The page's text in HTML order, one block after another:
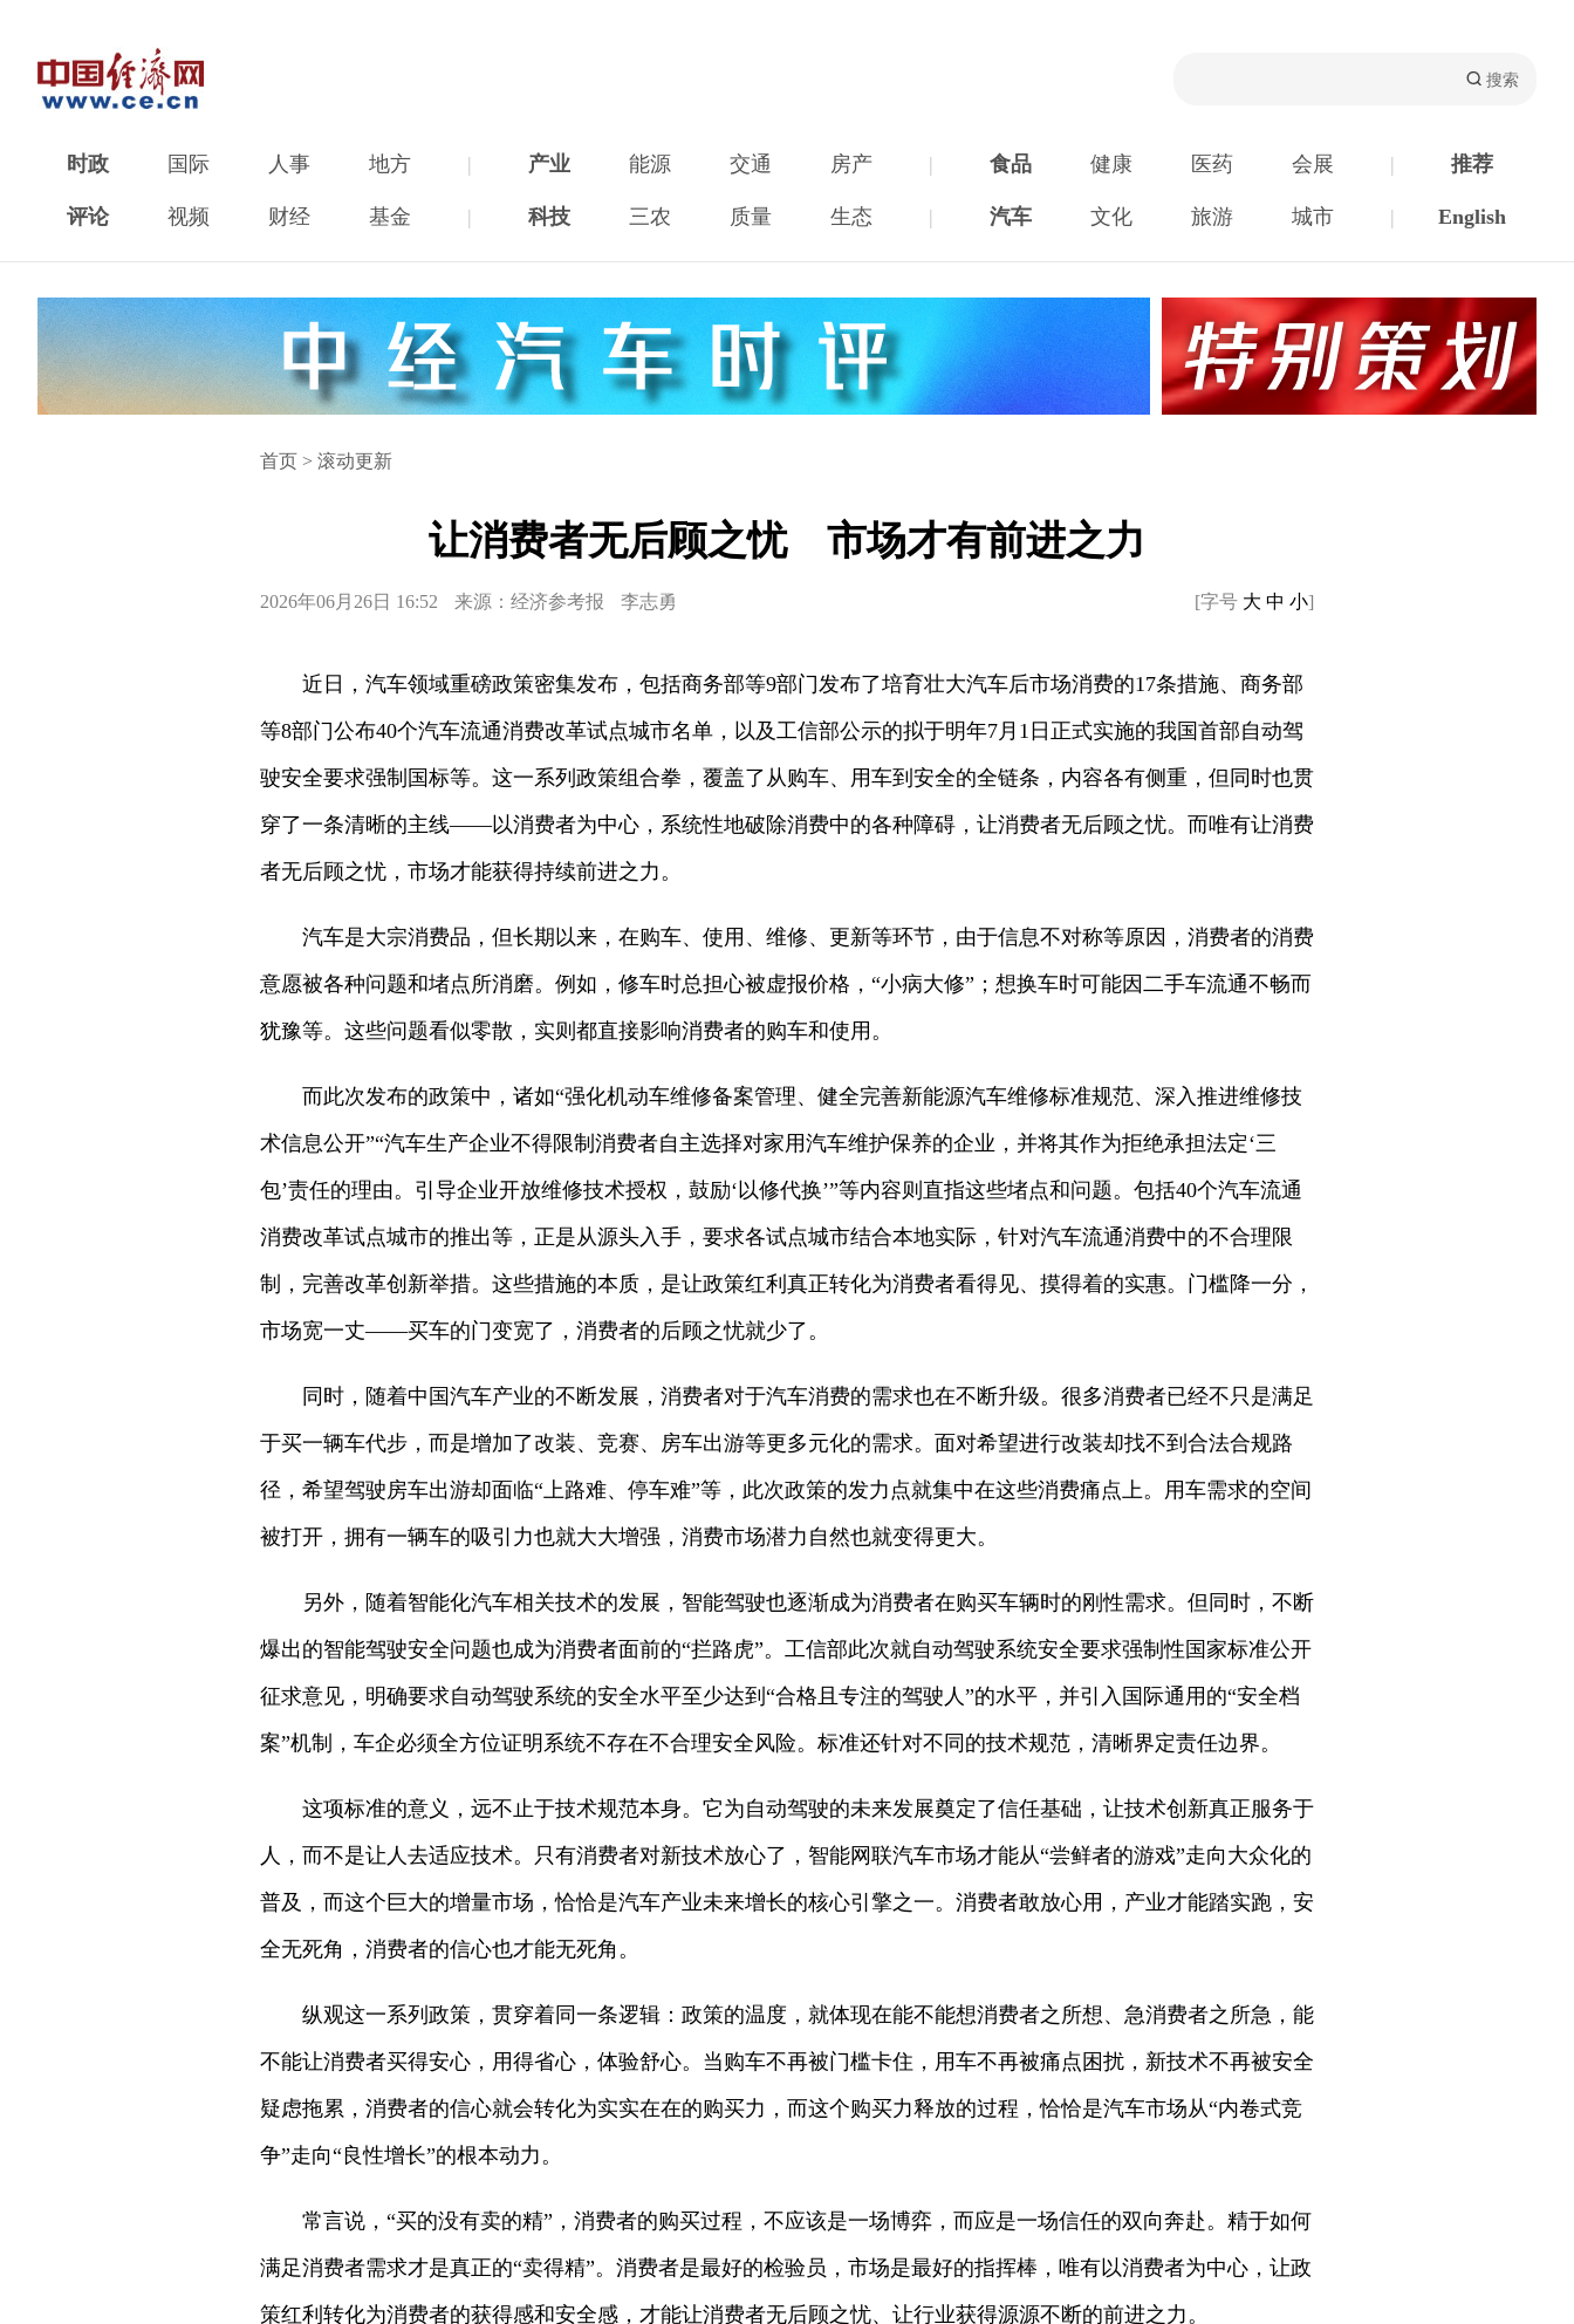
时政 国际 人事 地方 | 产业 能源 交通 房产 | 食品 健康 医药 会展 | 推荐
评论 视频 财经 基金 | 科技 三农 质量 生态 | 汽车 文化 旅游 城市 | English
首页 > 滚动更新
让消费者无后顾之忧 市场才有前进之力
2026年06月26日 16:52 来源：经济参考报 李志勇 [字号 大 中 小]
近日，汽车领域重磅政策密集发布，包括商务部等9部门发布了培育壮大汽车后市场消费的17条措施、商务部
等8部门公布40个汽车流通消费改革试点城市名单，以及工信部公示的拟于明年7月1日正式实施的我国首部自动驾
驶安全要求强制国标等。这一系列政策组合拳，覆盖了从购车、用车到安全的全链条，内容各有侧重，但同时也贯
穿了一条清晰的主线——以消费者为中心，系统性地破除消费中的各种障碍，让消费者无后顾之忧。而唯有让消费
者无后顾之忧，市场才能获得持续前进之力。
汽车是大宗消费品，但长期以来，在购车、使用、维修、更新等环节，由于信息不对称等原因，消费者的消费
意愿被各种问题和堵点所消磨。例如，修车时总担心被虚报价格，“小病大修”；想换车时可能因二手车流通不畅而
犹豫等。这些问题看似零散，实则都直接影响消费者的购车和使用。
而此次发布的政策中，诸如“强化机动车维修备案管理、健全完善新能源汽车维修标准规范、深入推进维修技
术信息公开”“汽车生产企业不得限制消费者自主选择对家用汽车维护保养的企业，并将其作为拒绝承担法定‘三
包’责任的理由。引导企业开放维修技术授权，鼓励‘以修代换’”等内容则直指这些堵点和问题。包括40个汽车流通
消费改革试点城市的推出等，正是从源头入手，要求各试点城市结合本地实际，针对汽车流通消费中的不合理限
制，完善改革创新举措。这些措施的本质，是让政策红利真正转化为消费者看得见、摸得着的实惠。门槛降一分，
市场宽一丈——买车的门变宽了，消费者的后顾之忧就少了。
同时，随着中国汽车产业的不断发展，消费者对于汽车消费的需求也在不断升级。很多消费者已经不只是满足
于买一辆车代步，而是增加了改装、竞赛、房车出游等更多元化的需求。面对希望进行改装却找不到合法合规路
径，希望驾驶房车出游却面临“上路难、停车难”等，此次政策的发力点就集中在这些消费痛点上。用车需求的空间
被打开，拥有一辆车的吸引力也就大大增强，消费市场潜力自然也就变得更大。
另外，随着智能化汽车相关技术的发展，智能驾驶也逐渐成为消费者在购买车辆时的刚性需求。但同时，不断
爆出的智能驾驶安全问题也成为消费者面前的“拦路虎”。工信部此次就自动驾驶系统安全要求强制性国家标准公开
征求意见，明确要求自动驾驶系统的安全水平至少达到“合格且专注的驾驶人”的水平，并引入国际通用的“安全档
案”机制，车企必须全方位证明系统不存在不合理安全风险。标准还针对不同的技术规范，清晰界定责任边界。
这项标准的意义，远不止于技术规范本身。它为自动驾驶的未来发展奠定了信任基础，让技术创新真正服务于
人，而不是让人去适应技术。只有消费者对新技术放心了，智能网联汽车市场才能从“尝鲜者的游戏”走向大众化的
普及，而这个巨大的增量市场，恰恰是汽车产业未来增长的核心引擎之一。消费者敢放心用，产业才能踏实跑，安
全无死角，消费者的信心也才能无死角。
纵观这一系列政策，贯穿着同一条逻辑：政策的温度，就体现在能不能想消费者之所想、急消费者之所急，能
不能让消费者买得安心，用得省心，体验舒心。当购车不再被门槛卡住，用车不再被痛点困扰，新技术不再被安全
疑虑拖累，消费者的信心就会转化为实实在在的购买力，而这个购买力释放的过程，恰恰是汽车市场从“内卷式竞
争”走向“良性增长”的根本动力。
常言说，“买的没有卖的精”，消费者的购买过程，不应该是一场博弈，而应是一场信任的双向奔赴。精于如何
满足消费者需求才是真正的“卖得精”。消费者是最好的检验员，市场是最好的指挥棒，唯有以消费者为中心，让政
策红利转化为消费者的获得感和安全感，才能让消费者无后顾之忧、让行业获得源源不断的前进之力。